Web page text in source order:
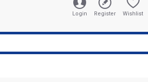
Login Register Wishlist